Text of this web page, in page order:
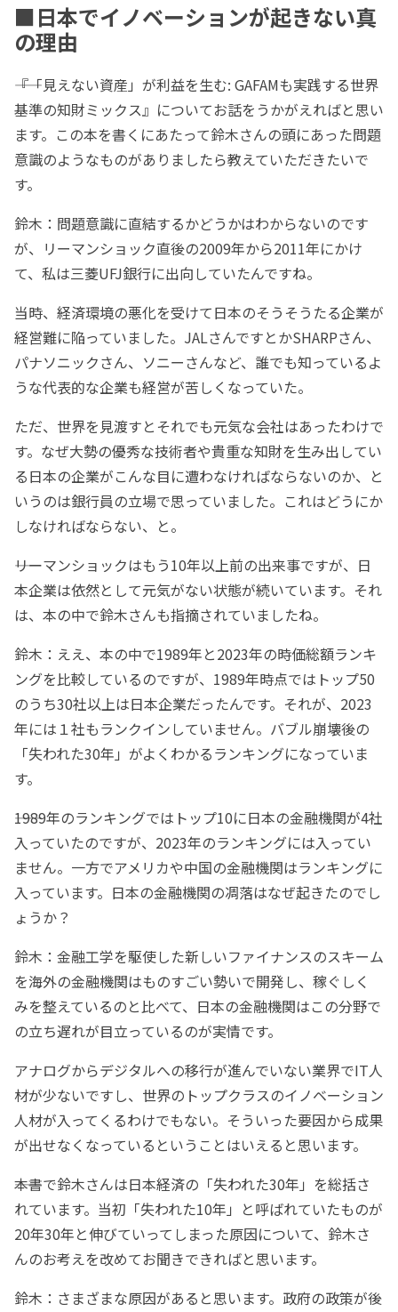
■日本でイノベーションが起きない真
の理由
――『「見えない資産」が利益を生む: GAFAMも実践する世界
基準の知財ミックス』についてお話をうかがえればと思い
ます。この本を書くにあたって鈴木さんの頭にあった問題
意識のようなものがありましたら教えていただきたいで
す。
鈴木：問題意識に直結するかどうかはわからないのです
が、リーマンショック直後の2009年から2011年にかけ
て、私は三菱UFJ銀行に出向していたんですね。
当時、経済環境の悪化を受けて日本のそうそうたる企業が
経営難に陥っていました。JALさんですとかSHARPさん、
パナソニックさん、ソニーさんなど、誰でも知っているよ
うな代表的な企業も経営が苦しくなっていた。
ただ、世界を見渡すとそれでも元気な会社はあったわけで
す。なぜ大勢の優秀な技術者や貴重な知財を生み出してい
る日本の企業がこんな目に遭わなければならないのか、と
いうのは銀行員の立場で思っていました。これはどうにか
しなければならない、と。
――リーマンショックはもう10年以上前の出来事ですが、日
本企業は依然として元気がない状態が続いています。それ
は、本の中で鈴木さんも指摘されていましたね。
鈴木：ええ、本の中で1989年と2023年の時価総額ランキ
ングを比較しているのですが、1989年時点ではトップ50
のうち30社以上は日本企業だったんです。それが、2023
年には１社もランクインしていません。バブル崩壊後の
「失われた30年」がよくわかるランキングになっていま
す。
――1989年のランキングではトップ10に日本の金融機関が4社
入っていたのですが、2023年のランキングには入ってい
ません。一方でアメリカや中国の金融機関はランキングに
入っています。日本の金融機関の凋落はなぜ起きたのでし
ょうか？
鈴木：金融工学を駆使した新しいファイナンスのスキーム
を海外の金融機関はものすごい勢いで開発し、稼ぐしく
みを整えているのと比べて、日本の金融機関はこの分野で
の立ち遅れが目立っているのが実情です。
アナログからデジタルへの移行が進んでいない業界でIT人
材が少ないですし、世界のトップクラスのイノベーション
人材が入ってくるわけでもない。そういった要因から成果
が出せなくなっているということはいえると思います。
――本書で鈴木さんは日本経済の「失われた30年」を総括さ
れています。当初「失われた10年」と呼ばれていたものが
20年30年と伸びていってしまった原因について、鈴木さ
んのお考えを改めてお聞きできればと思います。
鈴木：さまざまな原因があると思います。政府の政策が後